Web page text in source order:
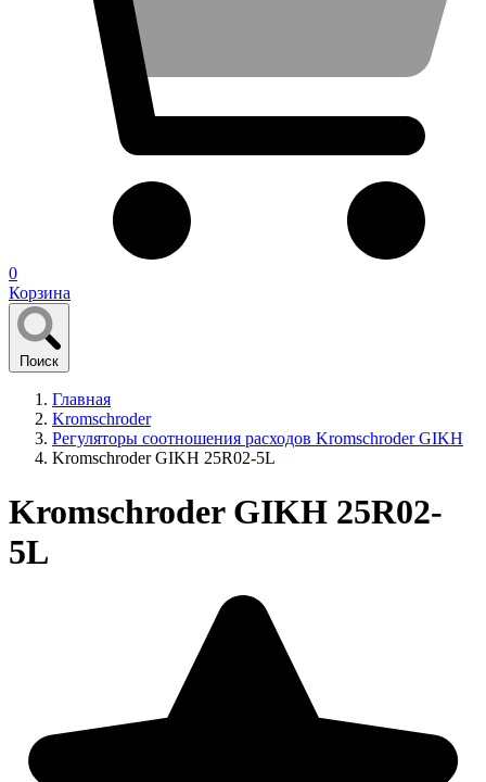
0
Корзина
Поиск
Главная
Kromschroder
Регуляторы соотношения расходов Kromschroder GIKH
Kromschroder GIKH 25R02-5L
Kromschroder GIKH 25R02-
5L